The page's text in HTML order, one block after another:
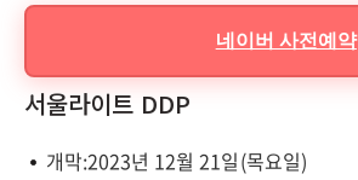
네이버 사전예약
서울라이트 DDP
개막:2023년 12월 21일(목요일)